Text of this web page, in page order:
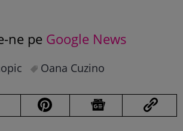
ne pe Google News
Oana Cuzino